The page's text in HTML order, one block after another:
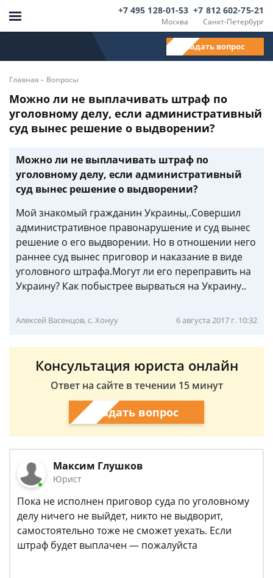
Москва
+7 495 128-01-53
Санкт-Петербург
+7 812 602-75-21
Задать вопрос
Главная - Вопросы
Можно ли не выплачивать штраф по
уголовному делу, если административный
суд вынес решение о выдворении?
Можно ли не выплачивать штраф по
уголовному делу, если административный
суд вынес решение о выдворении?
Мой знакомый гражданин Украины,.Совершил
административное правонарушение и суд вынес
решение о его выдворении. Но в отношении него
раннее суд вынес приговор и наказание в виде
уголовного штрафа.Могут ли его переправить на
Украину? Как побыстрее вырваться на Украину..
Алексей Васенцов, с. Хонуу 6 августа 2017 г. 10:32
Консультация юриста онлайн
Ответ на сайте в течении 15 минут
Задать вопрос
Максим Глушков
Юрист
Пока не исполнен приговор суда по уголовному
делу ничего не выйдет, никто не выдворит,
самостоятельно тоже не сможет уехать. Если
штраф будет выплачен — пожалуйста